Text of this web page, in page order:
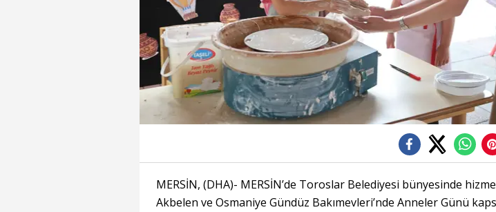
MERSİN, (DHA)- MERSİN’de Toroslar Belediyesi bünyesinde
Akbelen ve Osmaniye Gündüz Bakımevleri’nde Anneler Günü